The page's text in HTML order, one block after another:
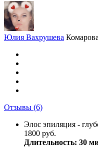
Юлия Вахрушева
Отзывы (6)
Элос эпиляция -
1800 руб.
Длительность: 30